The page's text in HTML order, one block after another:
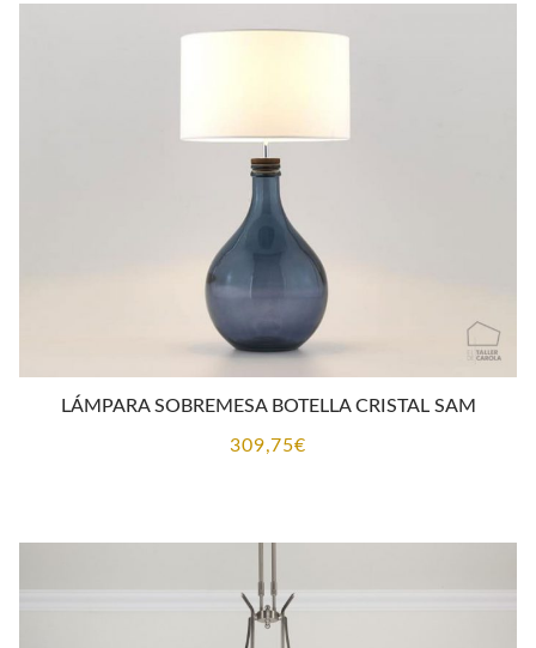
LÁMPARA SOBREMESA BOTELLA CRISTAL SAM
309,75€